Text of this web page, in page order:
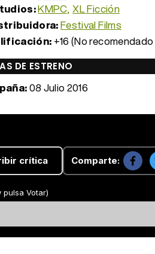
KMPC XL Ficción
Festival Films
+16 (No
DE ESTRENO
08 Julio 2016
crítica Comparte:
pulsa Votar)